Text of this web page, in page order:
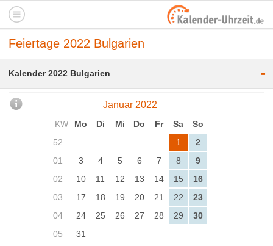
Feiertage 2022 Bulgarien
Kalender 2022 Bulgarien -
Januar 2022
KW Mo Di Mi Do Fr Sa
So
52
1
2
01
3 4 5 6 7 8
9
02
10 11 12 13 14 15
16
03
17 18 19 20 21 22
23
04
24 25 26 27 28 29
30
05
31